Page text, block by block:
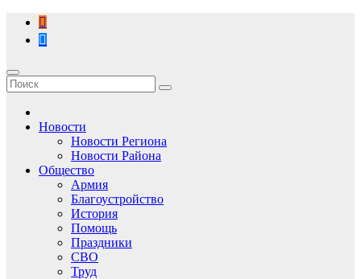
Перейти
содержимому
Новости
Новости Региона
Новости Района
Общество
Армия
Благоустройство
История
Помощь
Праздники
СВО
Труд